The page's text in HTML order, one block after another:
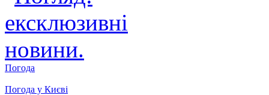
Погода
Погода у Києві